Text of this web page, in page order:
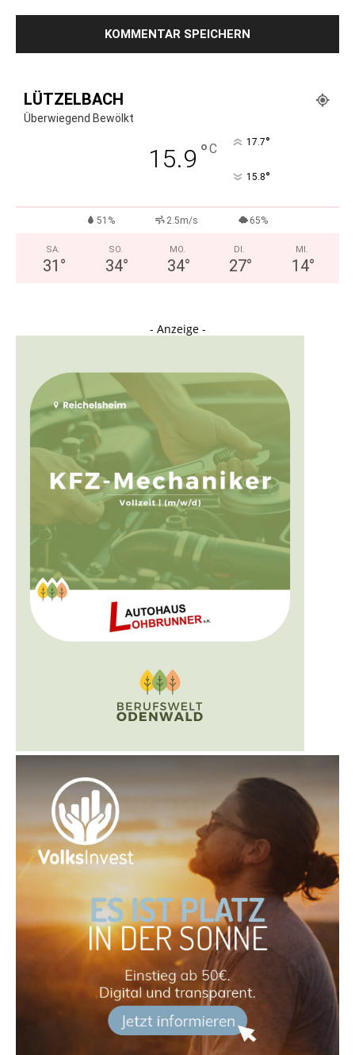
LÜTZELBACH
Überwiegend Bewölkt
15.9 °C 17.7°
15.8°
51% 2.5m/s 65%
SA.
31 °
SO.
34°
MO.
34°
DI.
27°
MI.
14°
- Anzeige -